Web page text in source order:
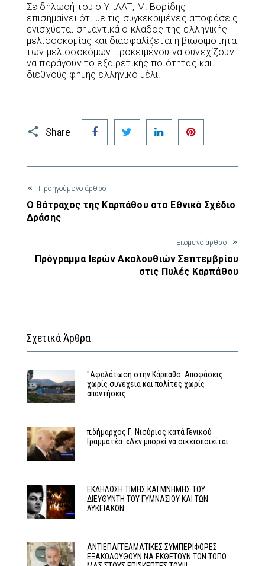
Σε δήλωσή του ο ΥπΑΑΤ, Μ. Βορίδης
επισημαίνει ότι με τις συγκεκριμένες αποφάσεις
ενισχύεται σημαντικά ο κλάδος της ελληνικής
μελισσοκομίας και διασφαλίζεται η βιωσιμότητα
των μελισσοκόμων προκειμένου να συνεχίζουν
να παράγουν το εξαιρετικής ποιότητας και
διεθνούς φήμης ελληνικό μέλι.
Share
Facebook Twitter LinkedIn
Προηγούμενο άρθρο
Ο Βάτραχος της Καρπάθου στο Εθνικό Σχέδιο
Δράσης
Έπόμενο άρθρο
Πρόγραμμα Ιερών Ακολουθιών Σεπτεμβρίου
στις Πυλές Καρπάθου
Σχετικά Άρθρα
"Αφαλάτωση στην Κάρπαθο: Αποφάσεις
χωρίς συνέχεια και πολίτες χωρίς
απαντήσεις…
π.δήμαρχος Γ. Νισύριος κατά Γενικού
Γραμματέα: «Δεν μπορεί να οικειοποιείται…
ΕΚΔΗΛΩΣΗ ΤΙΜΗΣ ΚΑΙ ΜΝΗΜΗΣ ΤΟΥ
ΔΙΕΥΘΥΝΤΗ ΤΟΥ ΓΥΜΝΑΣΙΟΥ ΚΑΙ ΤΩΝ
ΛΥΚΕΙΑΚΩΝ…
ΑΝΤΙΕΠΑΓΓΕΛΜΑΤΙΚΕΣ ΣΥΜΠΕΡΙΦΟΡΕΣ
ΕΞΑΚΟΛΟΥΘΟΥΝ ΝΑ ΕΚΘΕΤΟΥΝ ΤΟΝ ΤΟΠΟ